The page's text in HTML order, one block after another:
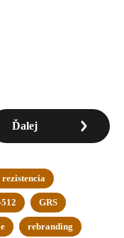
Ďalej
rezistencia
GRS
rebranding